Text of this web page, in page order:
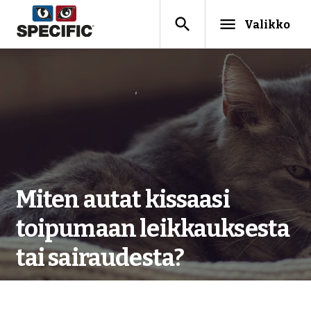
search menu Valikko
Miten autat kissaasi
toipumaan leikkauksesta
tai sairaudesta?